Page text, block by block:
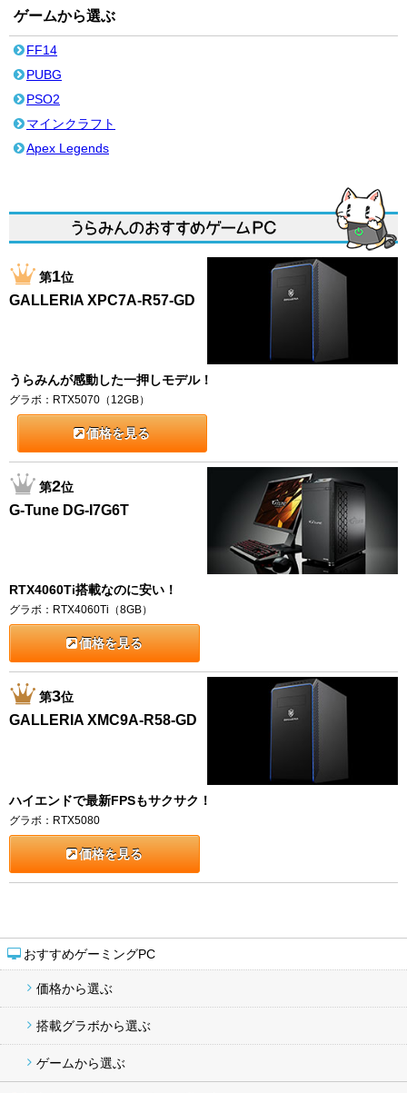
おすすめゲーミングPC
価格から選ぶ
搭載グラボから選ぶ
ゲームから選ぶ
ゲームから選ぶ
FF14
PUBG
PSO2
マインクラフト
Apex Legends
第1位
GALLERIA XPC7A-R57-GD
うらみんが感動した一押しモデル！
グラボ：RTX5070（12GB）
価格を見る
第2位
G-Tune DG-I7G6T
RTX4060Ti搭載なのに安い！
グラボ：RTX4060Ti（8GB）
価格を見る
第3位
GALLERIA XMC9A-R58-GD
ハイエンドで最新FPSもサクサク！
グラボ：RTX5080
価格を見る